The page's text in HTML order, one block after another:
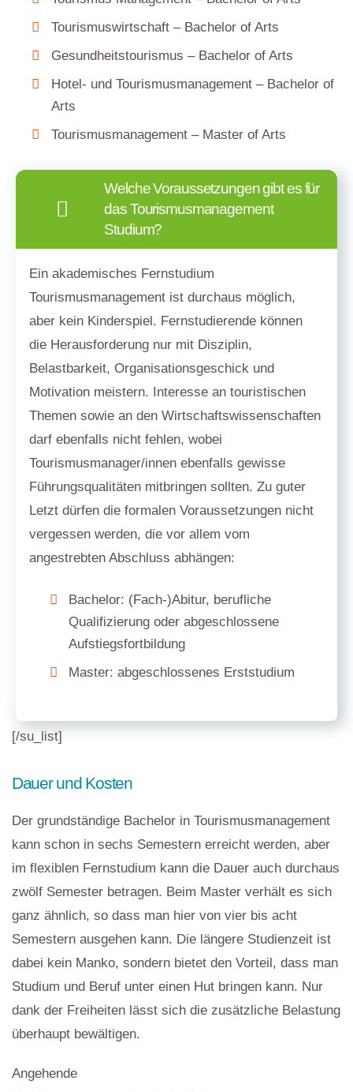
Tourismuswirtschaft – Bachelor of Arts
Gesundheitstourismus – Bachelor of Arts
Hotel- und Tourismusmanagement – Bachelor of
Arts
Tourismusmanagement – Master of Arts
Welche Voraussetzungen gibt es für
das Tourismusmanagement
Studium?
Ein akademisches Fernstudium
Tourismusmanagement ist durchaus möglich,
aber kein Kinderspiel. Fernstudierende können
die Herausforderung nur mit Disziplin,
Belastbarkeit, Organisationsgeschick und
Motivation meistern. Interesse an touristischen
Themen sowie an den Wirtschaftswissenschaften
darf ebenfalls nicht fehlen, wobei
Tourismusmanager/innen ebenfalls gewisse
Führungsqualitäten mitbringen sollten. Zu guter
Letzt dürfen die formalen Voraussetzungen nicht
vergessen werden, die vor allem vom
angestrebten Abschluss abhängen:
Bachelor: (Fach-)Abitur, berufliche
Qualifizierung oder abgeschlossene
Aufstiegsfortbildung
Master: abgeschlossenes Erststudium
[/su_list]
Dauer und Kosten
Der grundständige Bachelor in Tourismusmanagement
kann schon in sechs Semestern erreicht werden, aber
im flexiblen Fernstudium kann die Dauer auch durchaus
zwölf Semester betragen. Beim Master verhält es sich
ganz ähnlich, so dass man hier von vier bis acht
Semestern ausgehen kann. Die längere Studienzeit ist
dabei kein Manko, sondern bietet den Vorteil, dass man
Studium und Beruf unter einen Hut bringen kann. Nur
dank der Freiheiten lässt sich die zusätzliche Belastung
überhaupt bewältigen.
Angehende